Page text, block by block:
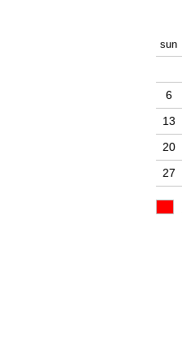
sun
6
13
20
27